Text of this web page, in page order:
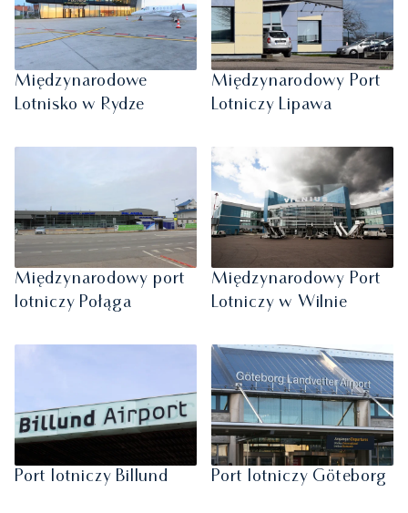
Międzynarodowe
Lotnisko w Rydze
Międzynarodowy Port
Lotniczy Lipawa
Międzynarodowy port
lotniczy Połąga
Międzynarodowy Port
Lotniczy w Wilnie
Port lotniczy Billund Port lotniczy Göteborg